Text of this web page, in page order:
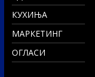
КУХИЊА
МАРКЕТИНГ
ОГЛАСИ